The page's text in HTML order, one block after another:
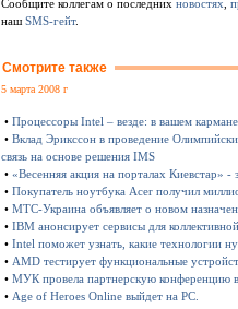
Сообщите коллегам о последних новостях
наш SMS-гейт.
Смотрите также
5 марта 2008 г
• Процессоры Intel – везде: в вашем
• Вклад Эрикссон в проведение
связь на основе решения IMS
• «Весенняя акция на порталах Киевстар»
• Покупатель ноутбука Acer получил
• МТС-Украина объявляет о новом
• IBM анонсирует сервисы для
• Intel поможет узнать, какие технологии
• AMD тестирует функциональные
• МУК провела партнерскую конференцию
• Age of Heroes Online выйдет на PC.